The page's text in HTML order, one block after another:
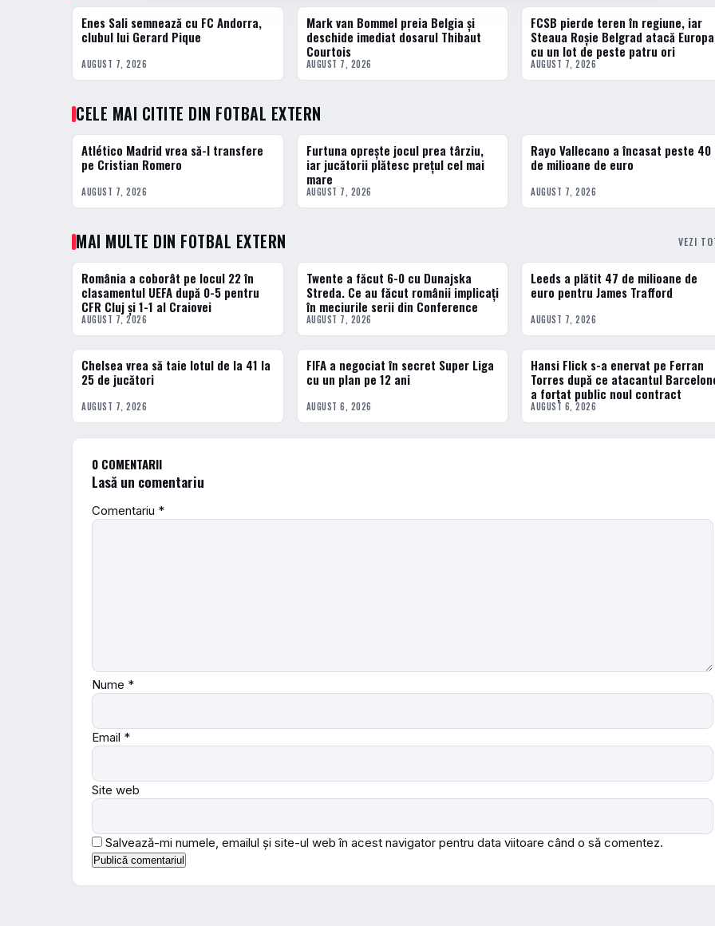
FOTBAL EXTERN
Enes Sali semnează cu FC Andorra,
clubul lui Gerard Pique
AUGUST 7, 2026
FOTBAL EXTERN
Mark van Bommel preia Belgia și
deschide imediat dosarul Thibaut
Courtois
AUGUST 7, 2026
FOTBAL EXTERN
FCSB pierde teren în regiune, iar
Steaua Roșie Belgrad atacă Europa
cu un lot de peste patru ori
AUGUST 7, 2026
CELE MAI CITITE DIN FOTBAL EXTERN
1 · TOP
Atlético Madrid vrea să-l transfere
pe Cristian Romero
AUGUST 7, 2026
2 · TOP
Furtuna oprește jocul prea târziu,
iar jucătorii plătesc prețul cel mai
mare
AUGUST 7, 2026
3 · TOP
Rayo Vallecano a încasat peste 40
de milioane de euro
AUGUST 7, 2026
MAI MULTE DIN FOTBAL EXTERN VEZI
FOTBAL EXTERN
România a coborât pe locul 22 în
clasamentul UEFA după 0-5 pentru
CFR Cluj și 1-1 al Craiovei
AUGUST 7, 2026
FOTBAL EXTERN
Twente a făcut 6-0 cu Dunajska
Streda. Ce au făcut românii implicați
în meciurile serii din Conference
AUGUST 7, 2026
FOTBAL EXTERN
Leeds a plătit 47 de milioane de
euro pentru James Trafford
AUGUST 7, 2026
FOTBAL EXTERN
Chelsea vrea să taie lotul de la 41 la
25 de jucători
AUGUST 7, 2026
FOTBAL EXTERN
FIFA a negociat în secret Super Liga
cu un plan pe 12 ani
AUGUST 6, 2026
FOTBAL EXTERN
Hansi Flick s-a enervat pe Ferran
Torres după ce atacantul
a forțat public noul contract
AUGUST 6, 2026
0 COMENTARII
Lasă un comentariu
Comentariu *
Nume *
Email *
Site web
Salvează-mi numele, emailul și site-ul web în acest navigator pentru data viitoare când o să comentez.